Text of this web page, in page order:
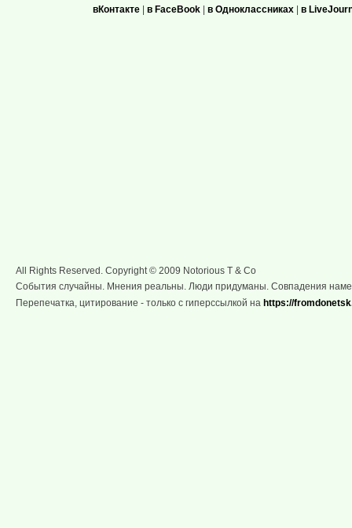
вКонтакте | в FaceBook | в Одноклассниках | в
All Rights Reserved. Copyright © 2009 Notorious T & Co
События случайны. Мнения реальны. Люди придуманы. Совпадения
Перепечатка, цитирование - только с гиперссылкой на https://